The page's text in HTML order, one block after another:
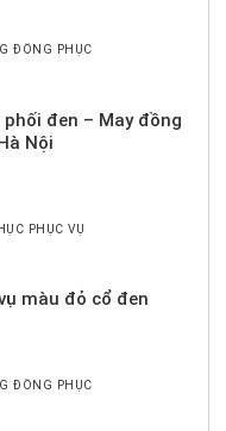
ĐỒNG PHỤC
đen – May đồng
Nội
PHỤC VỤ
màu đỏ cổ đen
ĐỒNG PHỤC